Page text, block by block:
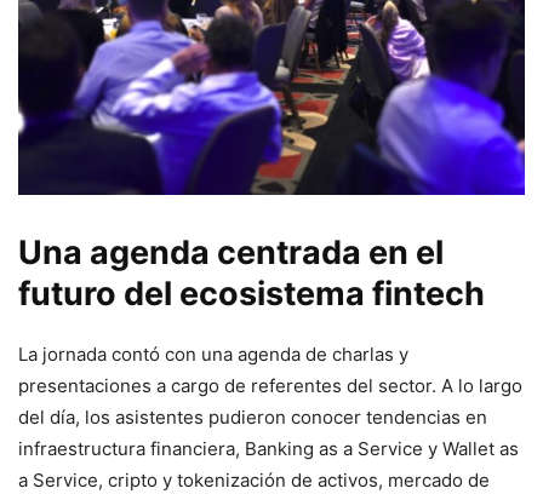
Una agenda centrada en el
futuro del ecosistema fintech
La jornada contó con una agenda de charlas y
presentaciones a cargo de referentes del sector. A lo largo
del día, los asistentes pudieron conocer tendencias en
infraestructura financiera, Banking as a Service y Wallet as
a Service, cripto y tokenización de activos, mercado de